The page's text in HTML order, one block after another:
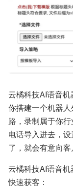
云橘科技AI语音
你搭建一个机器
路，录制属于你
电话导入进去，
了，就会有意向客
云橘科技AI语音
快速获客：